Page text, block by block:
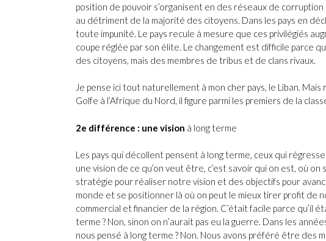
position de pouvoir s’organisent en des réseaux de
au détriment de la majorité des citoyens. Dans les pays en
toute impunité. Le pays recule à mesure que ces privilégiés
coupe réglée par son élite. Le changement est difficile parce
des citoyens, mais des membres de tribus et de clans rivaux.
Je pense ici tout naturellement à mon cher pays, le Liban.
Golfe à l’Afrique du Nord, il figure parmi les premiers de la
2e différence : une vision à long terme
Les pays qui décollent pensent à long terme, ceux qui
une vision de ce qu’on veut être, c’est savoir qui on est, où
stratégie pour réaliser notre vision et des objectifs pour
monde et se positionner là où on peut le mieux tirer profit de
commercial et financier de la région. C’était facile parce qu’il
terme ? Non, sinon on n’aurait pas eu la guerre. Dans les
nous pensé à long terme ? Non. Nous avons préféré être des